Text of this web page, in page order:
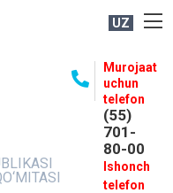
UZ
Murojaat
uchun
telefon
(55)
701-
80-00
Ishonch
telefon